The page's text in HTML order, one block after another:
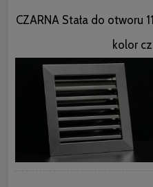
CZARNA Stała do otworu
kolor